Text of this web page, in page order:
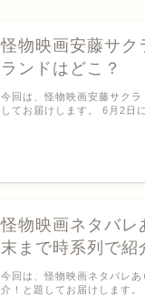
怪物映画安藤サク
ランドはどこ？
今回は、怪物映画安藤サク
してお届けします。 6月2日
怪物映画ネタバレ
末まで時系列で紹
今回は、怪物映画ネタバレ
介！と題してお届けします